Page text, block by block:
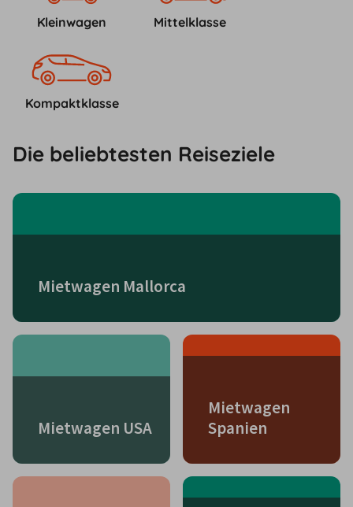
Kleinwagen Mittelklasse
Kompaktklasse
Die beliebtesten Reiseziele
Mietwagen Mallorca
Mietwagen USA
Mietwagen
Spanien